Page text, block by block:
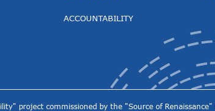
ACCOUNTABILITY
project commissioned by the "Source of